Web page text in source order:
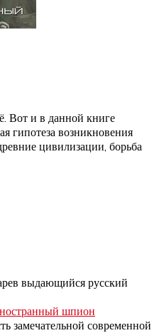
Вот и в данной книге
гипотеза возникновения
цивилизации, борьба
выдающийся русский
шпион
замечательной современной